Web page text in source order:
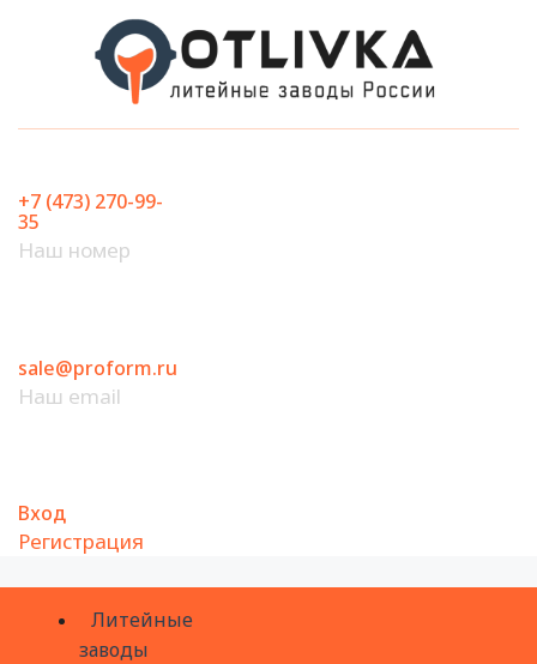
содержимому
+7 (473) 270-99-
35
Наш номер
sale@proform.ru
Наш email
Вход
Регистрация
Литейные
заводы